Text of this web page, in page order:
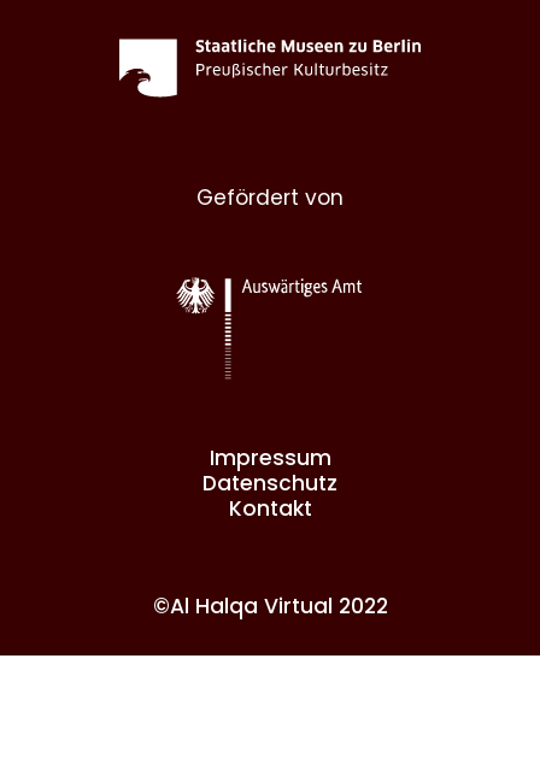
Gefördert von
Impressum
Datenschutz
Kontakt
©Al Halqa Virtual 2022